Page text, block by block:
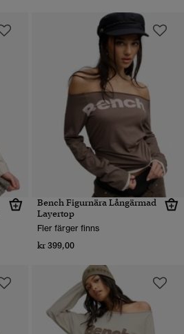
Bench Figurnära Långärmad
Layertop
Fler färger finns
kr 399,00